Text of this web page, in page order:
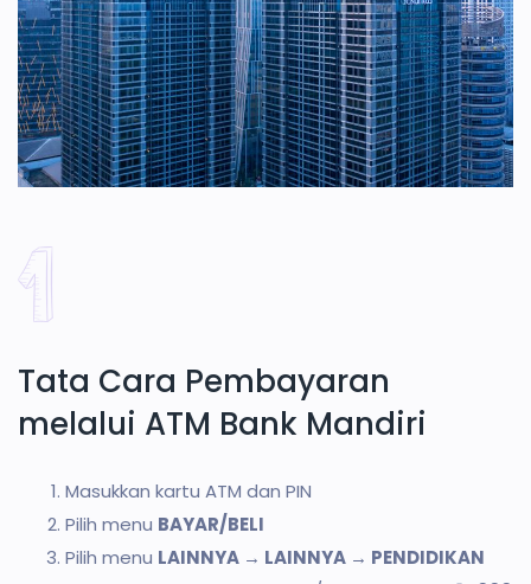
Tata Cara Pembayaran
melalui ATM Bank Mandiri
Masukkan kartu ATM dan PIN
Pilih menu BAYAR/BELI
Pilih menu LAINNYA → LAINNYA → PENDIDIKAN